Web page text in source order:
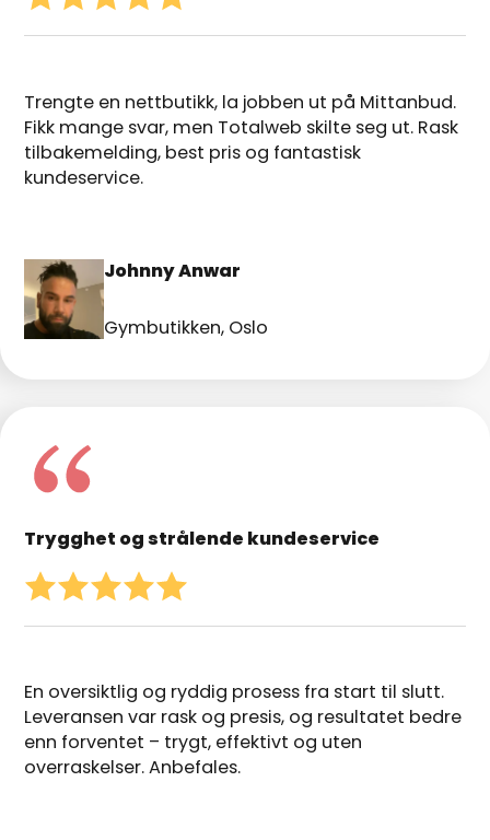
Trengte en nettbutikk, la jobben ut på Mittanbud.
Fikk mange svar, men Totalweb skilte seg ut. Rask
tilbakemelding, best pris og fantastisk
kundeservice.
Johnny Anwar
Gymbutikken, Oslo
Trygghet og strålende kundeservice
En oversiktlig og ryddig prosess fra start til slutt.
Leveransen var rask og presis, og resultatet bedre
enn forventet – trygt, effektivt og uten
overraskelser. Anbefales.